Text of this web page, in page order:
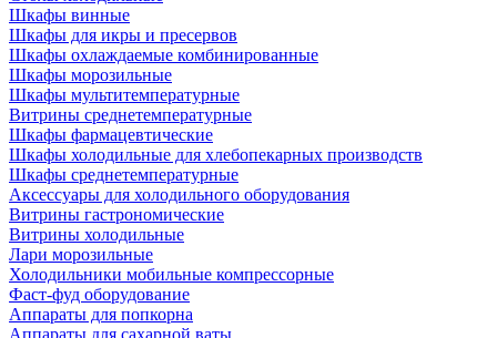
Шкафы винные
Шкафы для икры и пресервов
Шкафы охлаждаемые комбинированные
Шкафы морозильные
Шкафы мультитемпературные
Витрины среднетемпературные
Шкафы фармацевтические
Шкафы холодильные для хлебопекарных производств
Шкафы среднетемпературные
Аксессуары для холодильного оборудования
Витрины гастрономические
Витрины холодильные
Лари морозильные
Холодильники мобильные компрессорные
Фаст-фуд оборудование
Аппараты для попкорна
Аппараты для сахарной ваты